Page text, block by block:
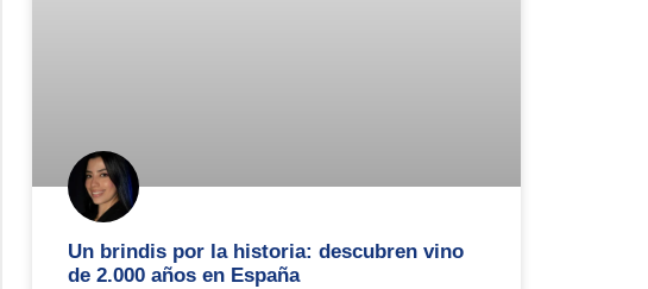
Un brindis por la historia: descubren vino
de 2.000 años en España